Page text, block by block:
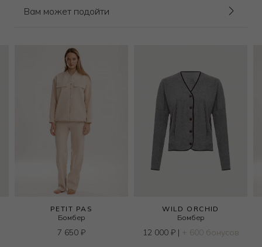
Вам может подойти
PETIT PAS
Бомбер
7 650 ₽
WILD ORCHID
Бомбер
12 000 ₽| + 600 бонусов